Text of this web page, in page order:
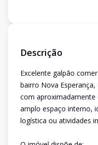
Descrição
Excelente galpão
bairro Nova
com aproximadamente
amplo espaço interno,
logística ou atividades